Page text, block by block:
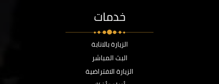
خدمات
الزيارة بالانابة
البث المباشر
الزيارة الافتراضية